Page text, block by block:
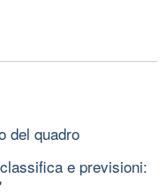
del quadro
e previsioni: